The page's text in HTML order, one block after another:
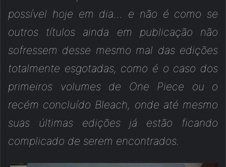
possível hoje em dia… e não é como se
outros títulos ainda em publicação não
sofressem desse mesmo mal das edições
totalmente esgotadas, como é o caso dos
primeiros volumes de One Piece ou o
recém concluído Bleach, onde até mesmo
suas últimas edições já estão ficando
complicado de serem encontrados.